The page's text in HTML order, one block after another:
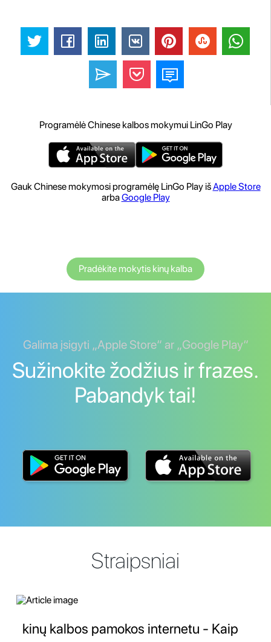
Programėlė Chinese kalbos mokymui LinGo Play
Gauk Chinese mokymosi programėlę LinGo Play išApple Store
arbaGoogle Play
Pradėkite mokytis kinų kalba
Galima įsigyti „Apple Store“ ar „Google Play“
Sužinokite žodžius ir frazes.
Pabandyk tai!
Straipsniai
kinų kalbos pamokos internetu - Kaip